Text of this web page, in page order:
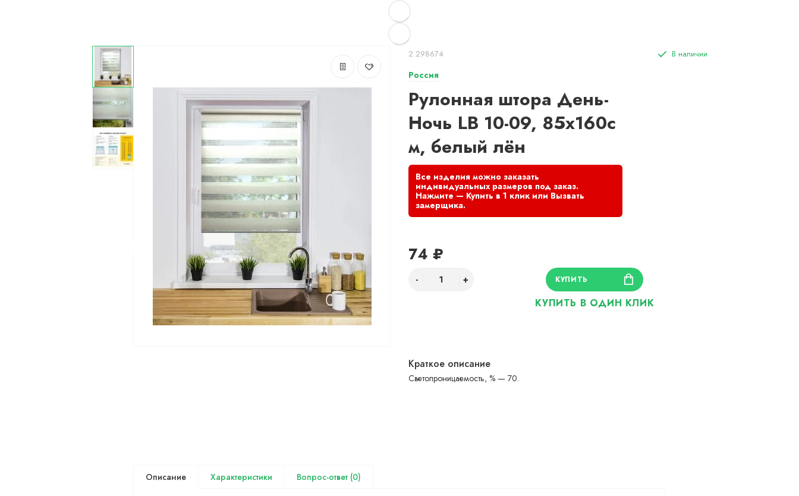
2.298674
Россия
Рулонная штора День-
Ночь LB 10-09, 85х160с
м, белый лён
74 ₽
Краткое описание
Светопроницаемость, % — 70.
Описание (0)